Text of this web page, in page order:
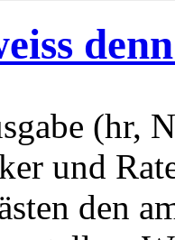
(hr,
und
den